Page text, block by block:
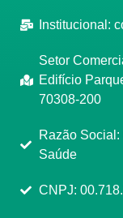
Institucional:
Setor
Edifício
70308-200
Razão
Saúde
CNPJ: